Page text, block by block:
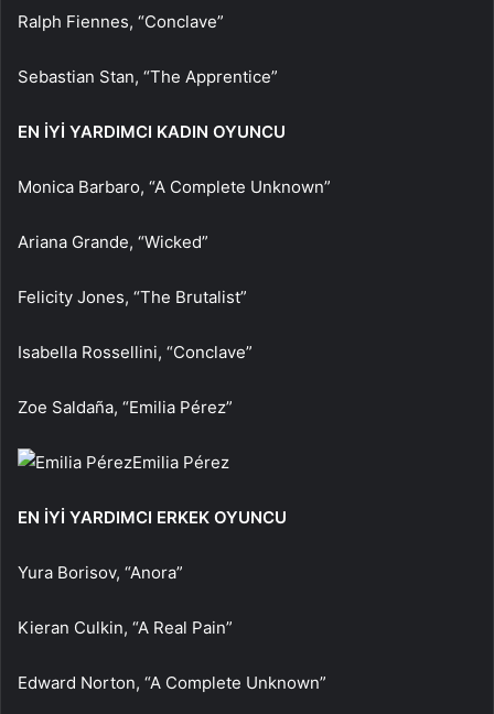
Ralph Fiennes, “Conclave”
Sebastian Stan, “The Apprentice”
EN İYİ YARDIMCI KADIN OYUNCU
Monica Barbaro, “A Complete Unknown”
Ariana Grande, “Wicked”
Felicity Jones, “The Brutalist”
Isabella Rossellini, “Conclave”
Zoe Saldaña, “Emilia Pérez”
Emilia Pérez
EN İYİ YARDIMCI ERKEK OYUNCU
Yura Borisov, “Anora”
Kieran Culkin, “A Real Pain”
Edward Norton, “A Complete Unknown”